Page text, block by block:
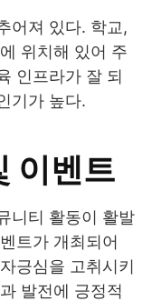
어져 있다. 학교,
위치해 있어 주
인프라가 잘 되
기가 높다.
이벤트
니티 활동이 활발
트가 개최되어
긍심을 고취시키
발전에 긍정적